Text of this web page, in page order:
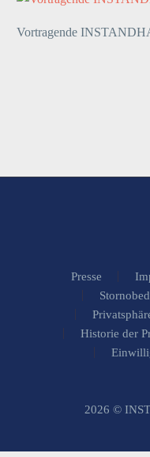
Vortragende
Presse
Historie der
2026 ©